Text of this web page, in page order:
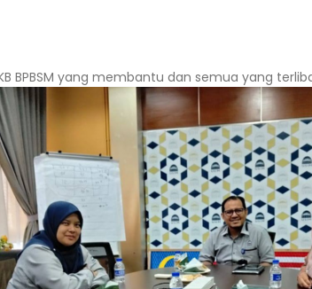
BPBSM yang membantu dan semua yang